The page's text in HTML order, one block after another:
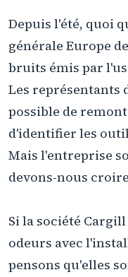
Depuis l'été, quoi
générale Europe
bruits émis par
Les représentants
possible de
d'identifier les
Mais l'entreprise
devons-nous
Si la société
odeurs avec
pensons qu'elles